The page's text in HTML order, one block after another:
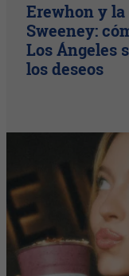
Erewhon y
Sweeney:
Los Ángeles
los deseos